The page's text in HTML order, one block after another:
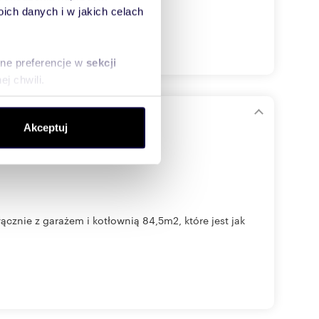
danych i w jakich celach
preferencje w sekcji
chwili.
społecznościowym,
od Ciebie lub
Akceptuj
z garażem i kotłownią 84,5m2, które jest jak